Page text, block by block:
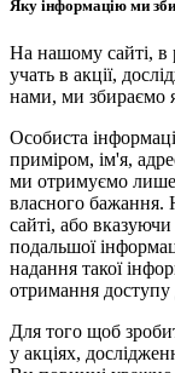
Яку інформацію ми
На нашому сайті, в
учать в акції,
нами, ми збираємо
Особиста
приміром, ім'я,
ми отримуємо лише
власного бажання.
сайті, або
подальшої
надання такої
отримання доступу
Для того щоб
у акціях,